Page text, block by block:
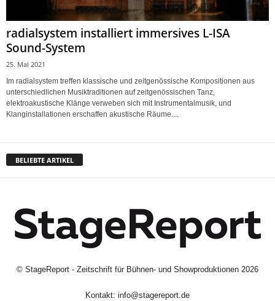
radialsystem installiert immersives L-ISA
Sound-System
25. Mai 2021
Im radialsystem treffen klassische und zeitgenössische Kompositionen aus
unterschiedlichen Musiktraditionen auf zeitgenössischen Tanz,
elektroakustische Klänge verweben sich mit Instrumentalmusik, und
Klanginstallationen erschaffen akustische Räume....
BELIEBTE ARTIKEL
© StageReport - Zeitschrift für Bühnen- und Showproduktionen 2026
Kontakt: info@stagereport.de